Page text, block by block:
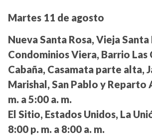
Martes 11 de agosto
Nueva Santa Rosa, Vieja Santa
Condominios Viera, Barrio Las
Cabaña, Casamata parte alta,
Marishal, San Pablo y Reparto
m. a 5:00 a. m.
El Sitio, Estados Unidos, La
8:00 p. m. a 8:00 a. m.